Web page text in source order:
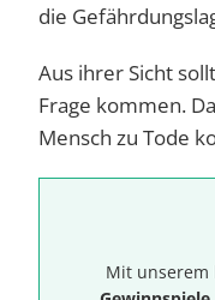
die
Aus ihrer Sicht
Frage kommen.
Mensch zu Tode
Mit unserem